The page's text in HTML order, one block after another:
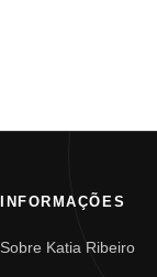
INFORMAÇÕES
Sobre Katia Ribeiro